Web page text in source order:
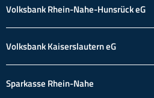
Volksbank Rhein-Nahe-Hunsrück eG
Volksbank Kaiserslautern eG
Sparkasse Rhein-Nahe